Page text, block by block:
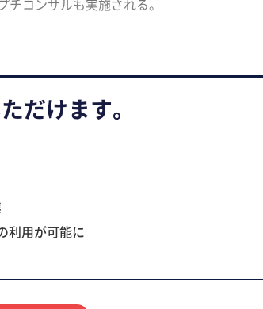
コンサルも実施される。
だけます。
利用が可能に